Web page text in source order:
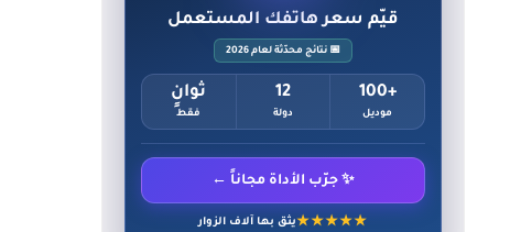
قيّم سعر هاتفك المستعمل
📅 نتائج محدّثة لعام 2026
+100
موديل
12
دولة
ثوانٍ
فقط
✨ جرّب الأداة مجاناً ←
★★★★★يثق بها آلاف الزوار